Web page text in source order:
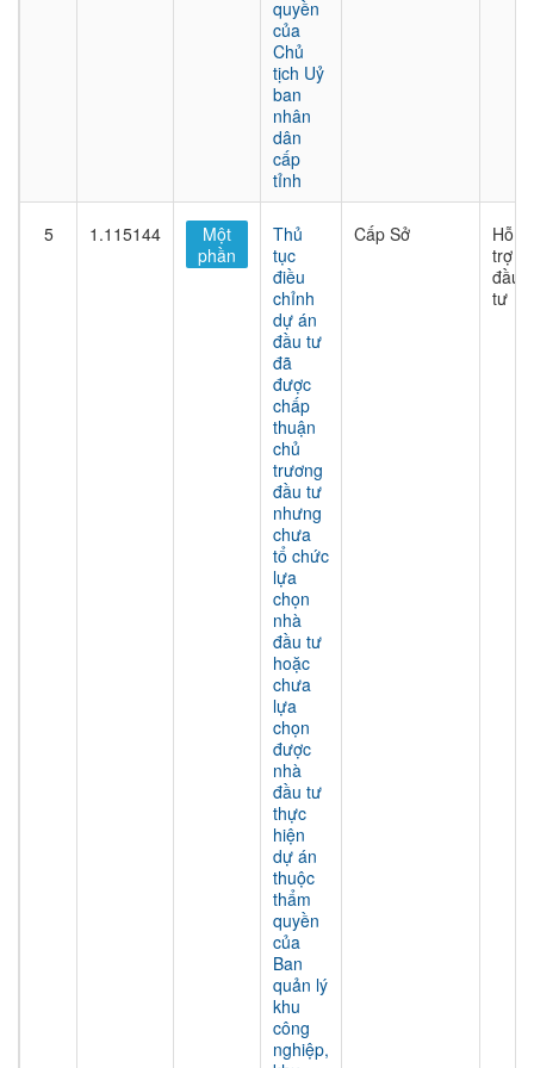
quyền
của
Chủ
tịch Uỷ
ban
nhân
dân
cấp
tỉnh
5 1.115144
Một
phần
Thủ
tục
điều
chỉnh
dự án
đầu tư
đã
được
chấp
thuận
chủ
trương
đầu tư
nhưng
chưa
tổ chức
lựa
chọn
nhà
đầu tư
hoặc
chưa
lựa
chọn
được
nhà
đầu tư
thực
hiện
dự án
thuộc
thẩm
quyền
của
Ban
quản lý
khu
công
nghiệp,
Cấp Sở
Hỗ
trợ
đầu
tư